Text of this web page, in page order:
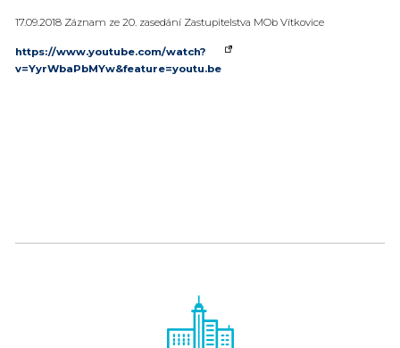
17.09.2018 Záznam ze 20. zasedání Zastupitelstva MOb Vítkovice
https://www.youtube.com/watch?
v=YyrWbaPbMYw&feature=youtu.be